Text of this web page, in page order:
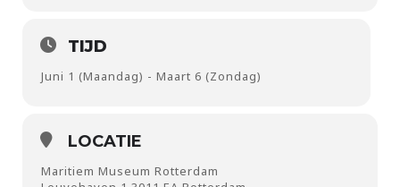
TIJD
Juni 1 (Maandag) - Maart 6 (Zondag)
LOCATIE
Maritiem Museum Rotterdam